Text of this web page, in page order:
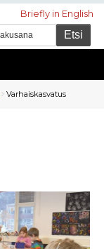
Briefly in English
Varhaiskasvatus